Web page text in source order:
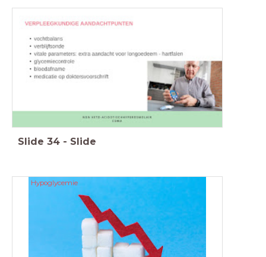
Slide 34 - Slide
Hypoglycemie